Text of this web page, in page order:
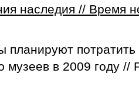
наследия // Время
планируют
музеев в 2009 году